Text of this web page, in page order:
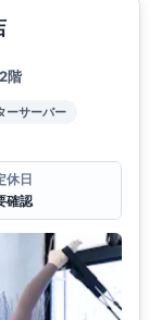
階
ーサーバー
休日
確認